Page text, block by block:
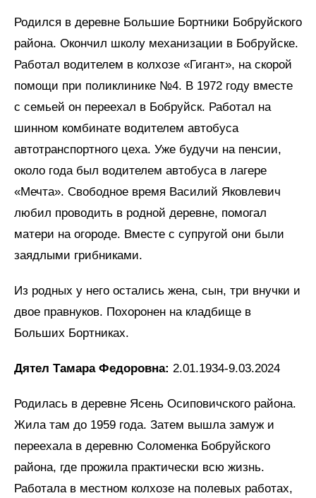
Родился в деревне Большие Бортники Бобруйского
района. Окончил школу механизации в Бобруйске.
Работал водителем в колхозе «Гигант», на скорой
помощи при поликлинике №4. В 1972 году вместе
с семьей он переехал в Бобруйск. Работал на
шинном комбинате водителем автобуса
автотранспортного цеха. Уже будучи на пенсии,
около года был водителем автобуса в лагере
«Мечта». Свободное время Василий Яковлевич
любил проводить в родной деревне, помогал
матери на огороде. Вместе с супругой они были
заядлыми грибниками.
Из родных у него остались жена, сын, три внучки и
двое правнуков. Похоронен на кладбище в
Больших Бортниках.
Дятел Тамара Федоровна: 2.01.1934-9.03.2024
Родилась в деревне Ясень Осиповичского района.
Жила там до 1959 года. Затем вышла замуж и
переехала в деревню Соломенка Бобруйского
района, где прожила практически всю жизнь.
Работала в местном колхозе на полевых работах,